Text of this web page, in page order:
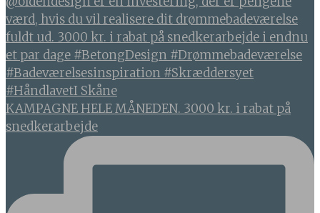
KAMPAGNE HELE MÅNEDEN. 3000 kr. i rabat på
snedkerarbejde